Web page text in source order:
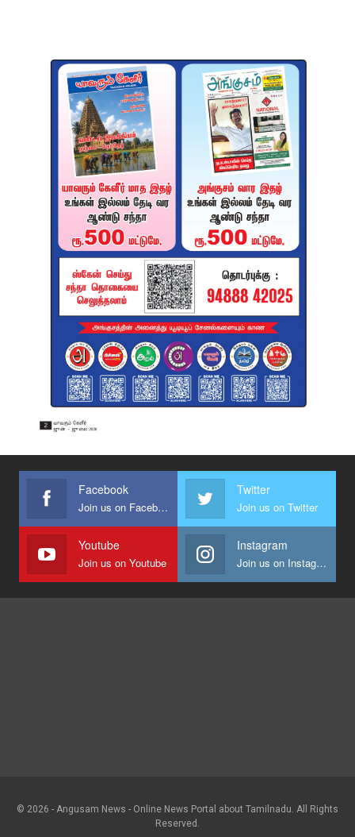
Facebook
Join us on Facebook
Twitter
Join us on Twitter
Youtube
Join us on Youtube
Instagram
Join us on Instagram
© 2026 - Angusam News - Online News Portal about Tamilnadu. All Rights
Reserved.